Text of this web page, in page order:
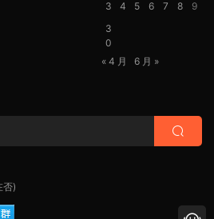
3
4
5
6
7
8
9
3
0
« 4 月
6 月 »
否)